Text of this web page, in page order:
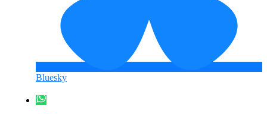
Bluesky